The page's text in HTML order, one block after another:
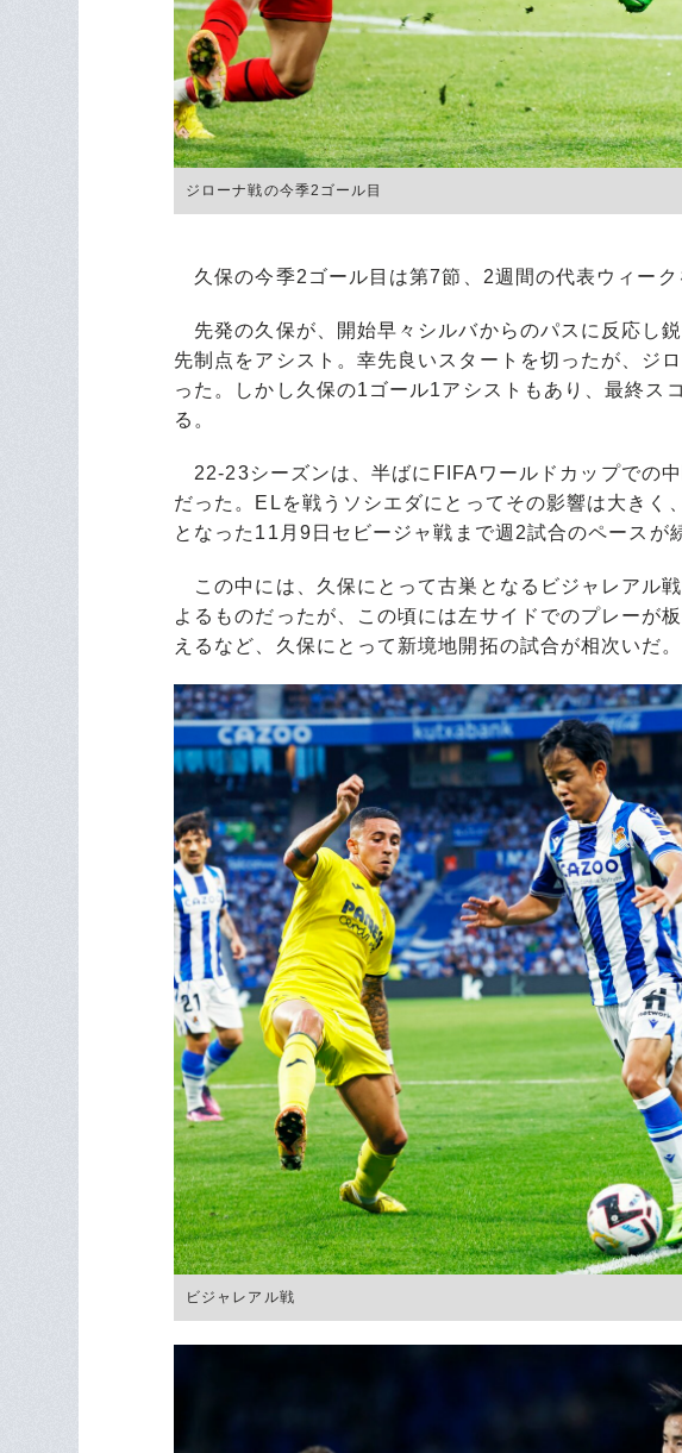
ジローナ戦の今季2ゴール目
久保の今季2ゴール目は第7節、2週間の代表ウィーク
先発の久保が、開始早々シルバからのパスに反応し
先制点をアシスト。幸先良いスタートを切ったが、ジ
った。しかし久保の1ゴール1アシストもあり、最終ス
る。
22-23シーズンは、半ばにFIFAワールドカップでの
だった。ELを戦うソシエダにとってその影響は大きく
となった11月9日セビージャ戦まで週2試合のペースが
この中には、久保にとって古巣となるビジャレアル
よるものだったが、この頃には左サイドでのプレーが
えるなど、久保にとって新境地開拓の試合が相次いだ。
ビジャレアル戦